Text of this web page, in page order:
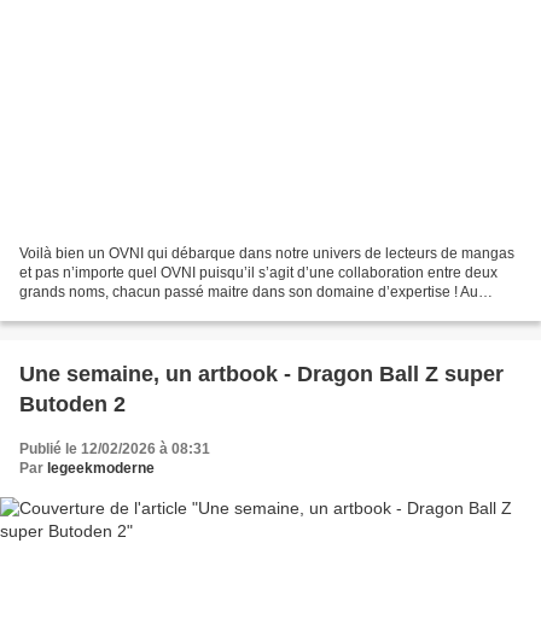
Voilà bien un OVNI qui débarque dans notre univers de lecteurs de mangas
et pas n’importe quel OVNI puisqu’il s’agit d’une collaboration entre deux
grands noms, chacun passé maitre dans son domaine d’expertise ! Au
Une semaine, un artbook - Dragon Ball Z super
Butoden 2
Publié le 12/02/2026 à 08:31
Par legeekmoderne